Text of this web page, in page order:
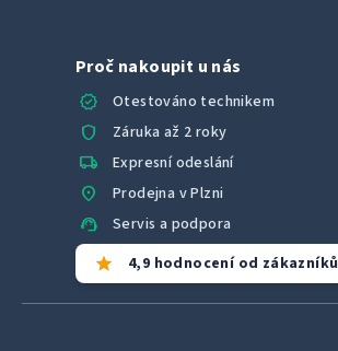
Proč nakoupit u nás
verified
Otestováno technikem
shield Záruka až 2 roky
local_shipping Expresní odeslání
location_on Prodejna v Plzni
support_agent Servis a podpora
star 4,9 hodnocení od zákazníků